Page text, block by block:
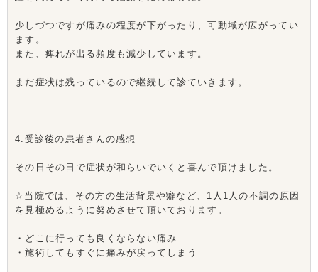
少しづつですが痛みの程度が下がったり、可動域が広がってい
ます。
また、痺れが出る頻度も減少しています。
まだ症状は残っているので継続して診ていきます。
4.受診後の患者さんの感想
その日その日で症状が和らいでいくと喜んで頂けました。
☆当院では、その方の生活背景や癖など、1人1人の不調の原因
を見極めるように努めさせて頂いております。
・どこに行っても良くならない痛み
・施術してもすぐに痛みが戻ってしまう